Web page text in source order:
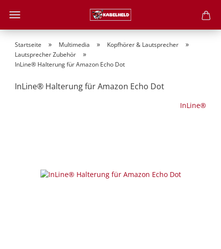
Startseite » Multimedia » Kopfhörer & Lautsprecher »
Lautsprecher Zubehör »
InLine® Halterung für Amazon Echo Dot
InLine® Halterung für Amazon Echo Dot
InLine®